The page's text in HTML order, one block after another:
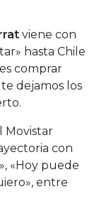
viene con
hasta Chile
comprar
dejamos los
Movistar
con
«Hoy puede
entre